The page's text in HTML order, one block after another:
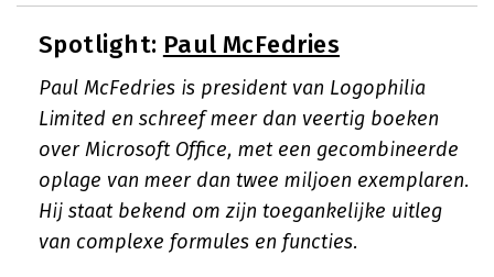
Spotlight: Paul McFedries
Paul McFedries is president van Logophilia
Limited en schreef meer dan veertig boeken
over Microsoft Office, met een gecombineerde
oplage van meer dan twee miljoen exemplaren.
Hij staat bekend om zijn toegankelijke uitleg
van complexe formules en functies.